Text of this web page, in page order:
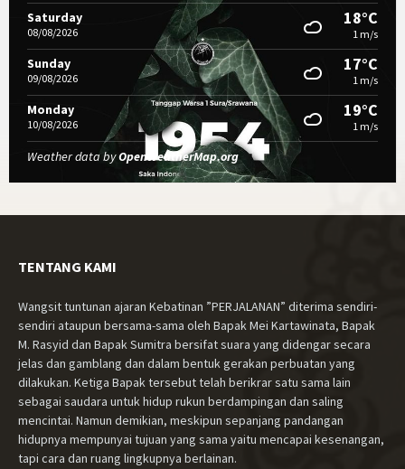
Saturday
08/08/2026
18°C
1 m/s
Sunday
09/08/2026
17°C
1 m/s
Monday
10/08/2026
19°C
1 m/s
Weather data byOpenWeatherMap.org
TENTANG KAMI
Wangsit tuntunan ajaran Kebatinan ”PERJALANAN” diterima sendiri-
sendiri ataupun bersama-sama oleh Bapak Mei Kartawinata, Bapak
M. Rasyid dan Bapak Sumitra bersifat suara yang didengar secara
jelas dan gamblang dan dalam bentuk gerakan perbuatan yang
dilakukan. Ketiga Bapak tersebut telah berikrar satu sama lain
sebagai saudara untuk hidup rukun berdampingan dan saling
mencintai. Namun demikian, meskipun sepanjang pandangan
hidupnya mempunyai tujuan yang sama yaitu mencapai kesenangan,
tapi cara dan ruang lingkupnya berlainan.